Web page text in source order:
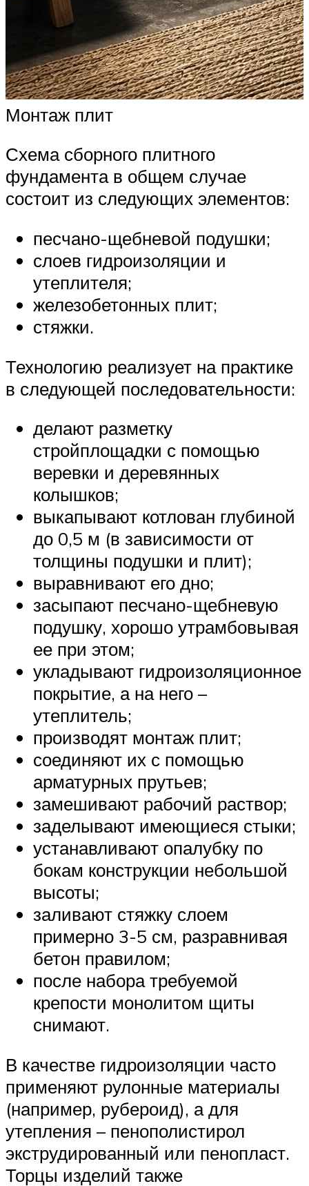
Монтаж плит
Схема сборного плитного
фундамента в общем случае
состоит из следующих элементов:
песчано-щебневой подушки;
слоев гидроизоляции и
утеплителя;
железобетонных плит;
стяжки.
Технологию реализует на практике
в следующей последовательности:
делают разметку
стройплощадки с помощью
веревки и деревянных
колышков;
выкапывают котлован глубиной
до 0,5 м (в зависимости от
толщины подушки и плит);
выравнивают его дно;
засыпают песчано-щебневую
подушку, хорошо утрамбовывая
ее при этом;
укладывают гидроизоляционное
покрытие, а на него –
утеплитель;
производят монтаж плит;
соединяют их с помощью
арматурных прутьев;
замешивают рабочий раствор;
заделывают имеющиеся стыки;
устанавливают опалубку по
бокам конструкции небольшой
высоты;
заливают стяжку слоем
примерно 3-5 см, разравнивая
бетон правилом;
после набора требуемой
крепости монолитом щиты
снимают.
В качестве гидроизоляции часто
применяют рулонные материалы
(например, рубероид), а для
утепления – пенополистирол
экструдированный или пенопласт.
Торцы изделий также